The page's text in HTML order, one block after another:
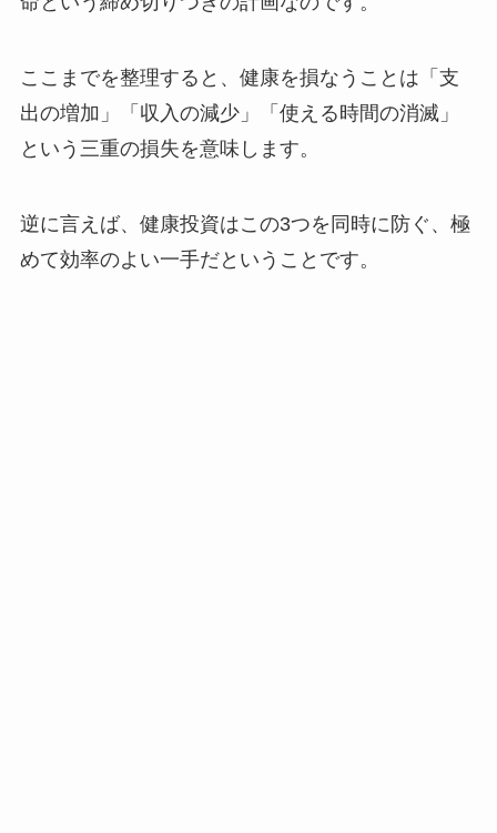
ここまでを整理すると、健康を損なうことは「支
出の増加」「収入の減少」「使える時間の消滅」
という三重の損失を意味します。
逆に言えば、健康投資はこの3つを同時に防ぐ、極
めて効率のよい一手だということです。